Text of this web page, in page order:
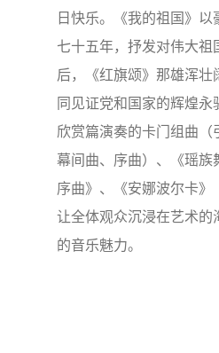
日快乐。《我的祖国》
七十五年，抒发对伟大
后，《红旗颂》那雄浑
同见证党和国家的辉煌永
欣赏篇演奏的卡门组曲（
幕间曲、序曲）、《瑶族
序曲》、《安娜波尔卡》
让全体观众沉浸在艺术的
的音乐魅力。